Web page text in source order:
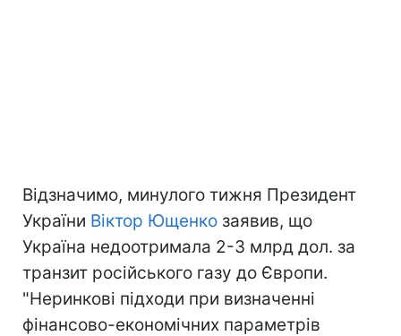
Відзначимо, минулого тижня Президент
України Віктор Ющенко заявив, що
Україна недоотримала 2-3 млрд дол. за
транзит російського газу до Європи.
"Неринкові підходи при визначенні
фінансово-економічних параметрів